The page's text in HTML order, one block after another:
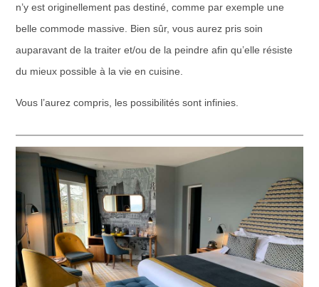
n’y est originellement pas destiné , comme par exemple une
belle commode massive. Bien sûr, vous aurez pris soin
auparavant de la traiter et/ou de la peindre afin qu’elle résiste
du mieux possible à la vie en cuisine.
Vous l’aurez compris, les possibilités sont infinies.